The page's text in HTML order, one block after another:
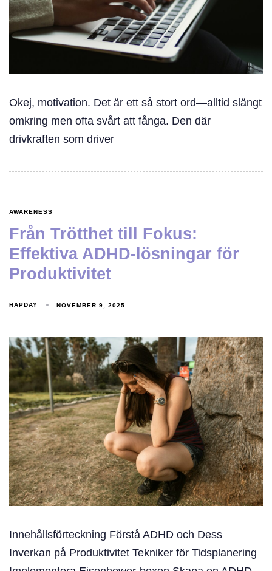
Okej, motivation. Det är ett så stort ord—alltid slängt
omkring men ofta svårt att fånga. Den där
drivkraften som driver
AWARENESS
Från Trötthet till Fokus:
Effektiva ADHD-lösningar för
Produktivitet
HAPDAY NOVEMBER 9, 2025
Innehållsförteckning Förstå ADHD och Dess
Inverkan på Produktivitet Tekniker för Tidsplanering